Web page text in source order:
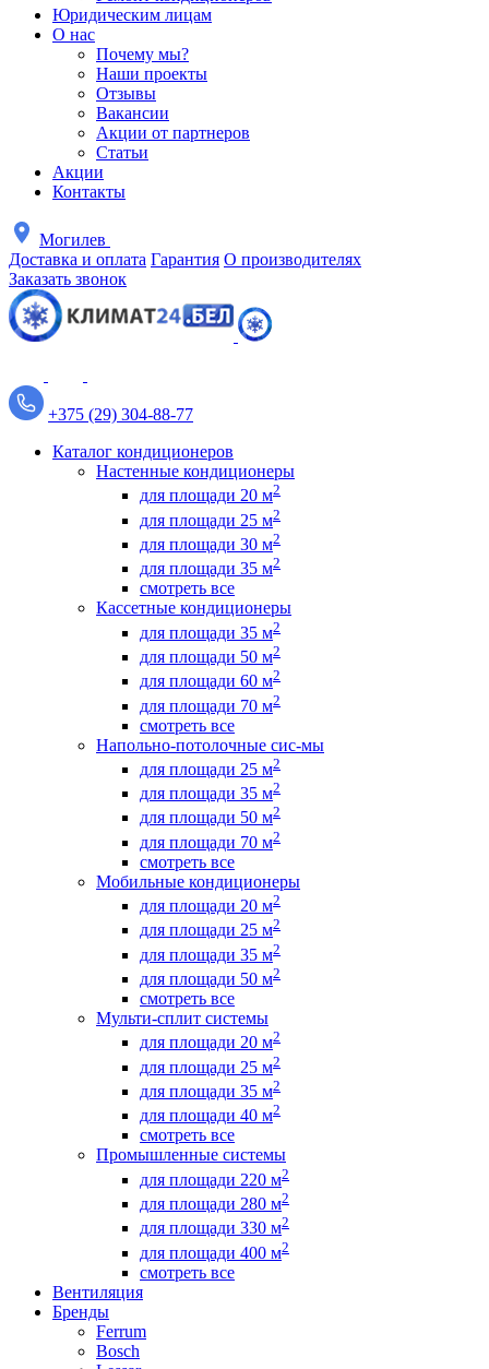
Юридическим лицам
О нас
Почему мы?
Наши проекты
Отзывы
Вакансии
Акции от партнеров
Статьи
Акции
Контакты
Могилев
Доставка и оплата Гарантия О производителях
Заказать звонок
+375 (29) 304-88-77
Каталог кондиционеров
Настенные кондиционеры
для площади 20 м2
для площади 25 м2
для площади 30 м2
для площади 35 м2
смотреть все
Кассетные кондиционеры
для площади 35 м2
для площади 50 м2
для площади 60 м2
для площади 70 м2
смотреть все
Напольно-потолочные сис-мы
для площади 25 м2
для площади 35 м2
для площади 50 м2
для площади 70 м2
смотреть все
Мобильные кондиционеры
для площади 20 м2
для площади 25 м2
для площади 35 м2
для площади 50 м2
смотреть все
Мульти-сплит системы
для площади 20 м2
для площади 25 м2
для площади 35 м2
для площади 40 м2
смотреть все
Промышленные системы
для площади 220 м2
для площади 280 м2
для площади 330 м2
для площади 400 м2
смотреть все
Вентиляция
Бренды
Ferrum
Bosch